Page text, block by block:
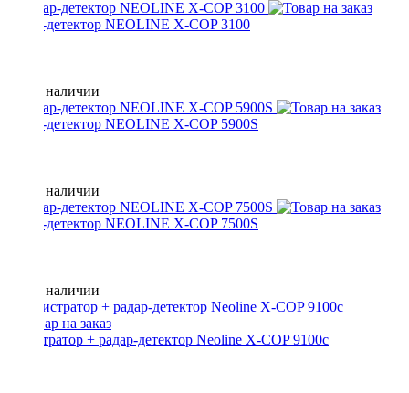
радар-детектор NEOLINE X-COP 3100
Нет в наличии
радар-детектор NEOLINE X-COP 5900S
Нет в наличии
радар-детектор NEOLINE X-COP 7500S
Нет в наличии
регистратор + радар-детектор Neoline X-COP 9100c